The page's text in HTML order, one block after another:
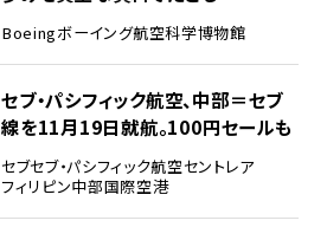
Boeingボーイング航空科学博物館
セブ・パシフィック航空、中部＝セブ
線を11月19日就航。100円セールも
セブセブ・パシフィック航空セントレア
フィリピン中部国際空港